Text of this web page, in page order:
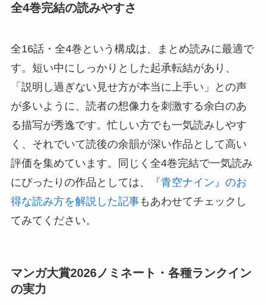
全4巻完結の読みやすさ
全16話・全4巻という構成は、まとめ読みに最適で
す。短い中にしっかりとした起承転結があり、
「説明し過ぎない見せ方が本当に上手い」との声
が多いように、読者の想像力を刺激する余白のあ
る描写が秀逸です。忙しい方でも一気読みしやす
く、それでいて読後の余韻が深い作品として高い
評価を集めています。同じく全4巻完結で一気読み
にぴったりの作品としては、
『青空ナイン』のお
得な読み方を解説した記事もあわせてチェックし
てみてください。
マンガ大賞2026ノミネート・各種ランクイン
の実力